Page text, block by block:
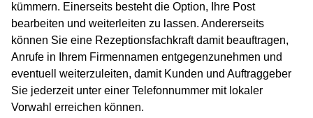
kümmern. Einerseits besteht die Option, Ihre Post
bearbeiten und weiterleiten zu lassen. Andererseits
können Sie eine Rezeptionsfachkraft damit beauftragen,
Anrufe in Ihrem Firmennamen entgegenzunehmen und
eventuell weiterzuleiten, damit Kunden und Auftraggeber
Sie jederzeit unter einer Telefonnummer mit lokaler
Vorwahl erreichen können.